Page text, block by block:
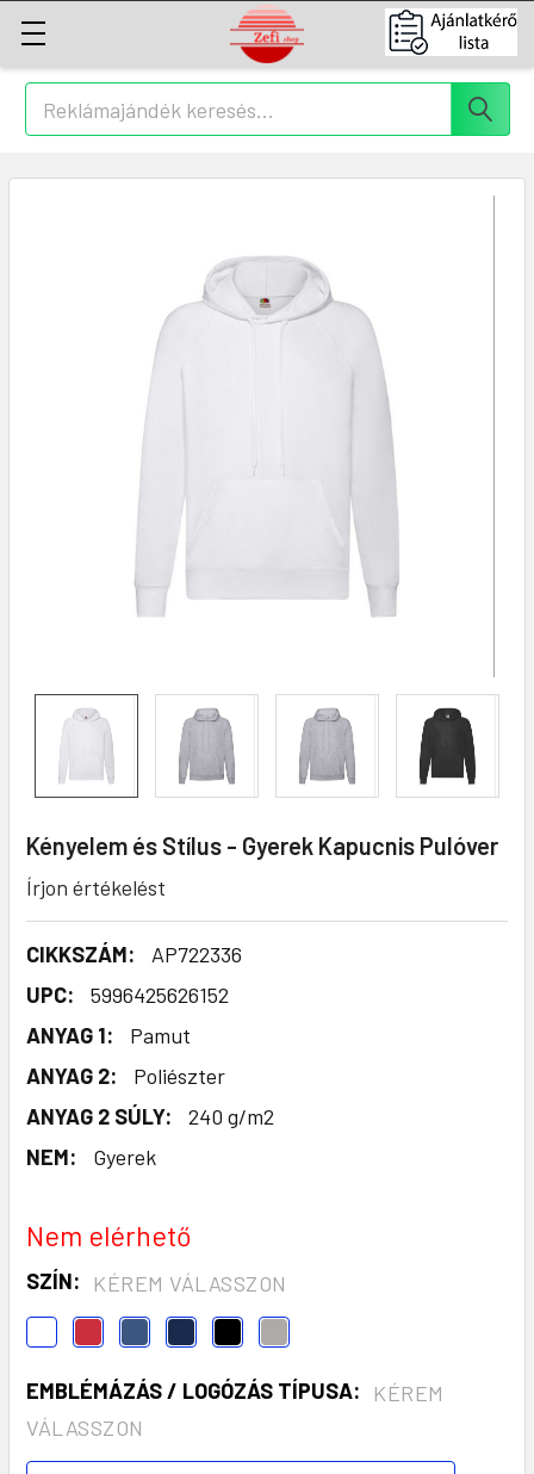
Keresés
Kényelem és Stílus - Gyerek Kapucnis Pulóver
Írjon értékelést
CIKKSZÁM:
AP722336
UPC:
5996425626152
ANYAG 1:
Pamut
ANYAG 2:
Poliészter
ANYAG 2 SÚLY:
240 g/m2
NEM:
Gyerek
Nem elérhető
SZÍN: KÉREM VÁLASSZON
EMBLÉMÁZÁS / LOGÓZÁS TÍPUSA:
KÉREM
VÁLASSZON